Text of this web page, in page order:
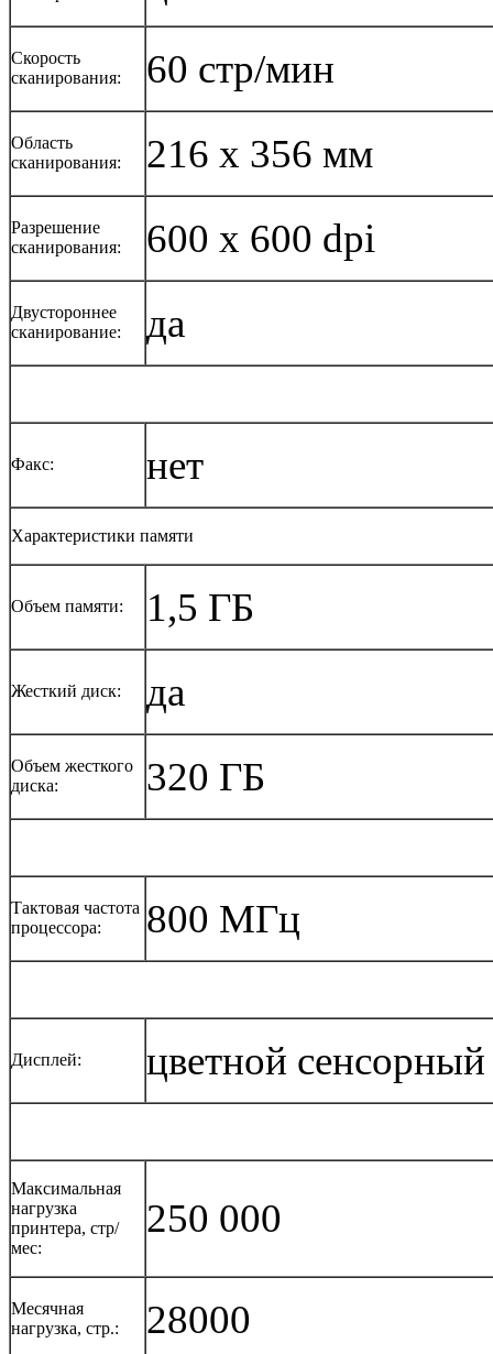
Скорость
сканирования:
60 стр/мин
Область
сканирования:
216 x 356 мм
Разрешение
сканирования:
600 x 600 dpi
Двустороннее
сканирование:
да
Факс: нет
Характеристики памяти
Объем памяти: 1,5 ГБ
Жесткий диск: да
Объем жесткого
диска:
320 ГБ
Тактовая частота
процессора:
800 МГц
Дисплей: цветной
Максимальная
нагрузка
принтера, стр/
мес:
250 000
Месячная
нагрузка, стр.:
28000